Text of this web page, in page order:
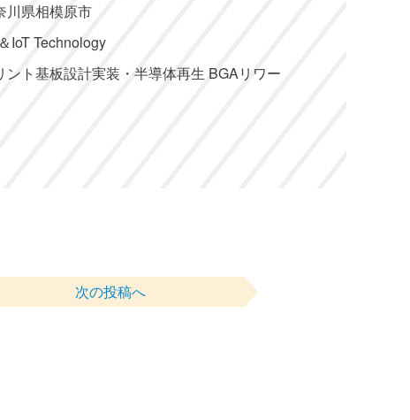
川県相模原市
IoT Technology
ント基板設計実装・半導体再生 BGAリワー
次の投稿へ